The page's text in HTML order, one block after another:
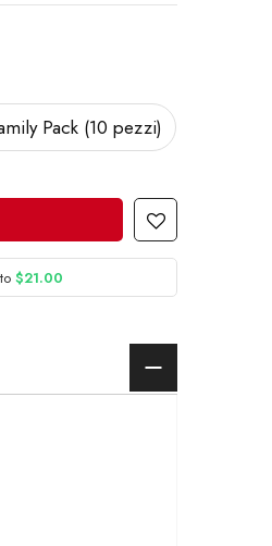
Pack (10 pezzi)
$21.00